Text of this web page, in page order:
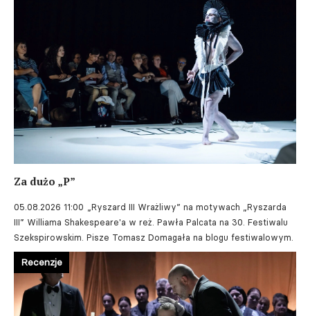
Za dużo „P”
05.08.2026 11:00
„Ryszard III Wrażliwy” na motywach „Ryszarda
III” Williama Shakespeare'a w reż. Pawła Palcata na 30. Festiwalu
Szekspirowskim. Pisze Tomasz Domagała na blogu festiwalowym.
Recenzje